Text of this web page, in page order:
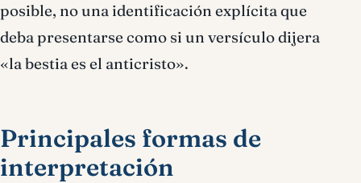
posible, no una identificación explícita que
deba presentarse como si un versículo dijera
«la bestia es el anticristo».
Principales formas de
interpretación